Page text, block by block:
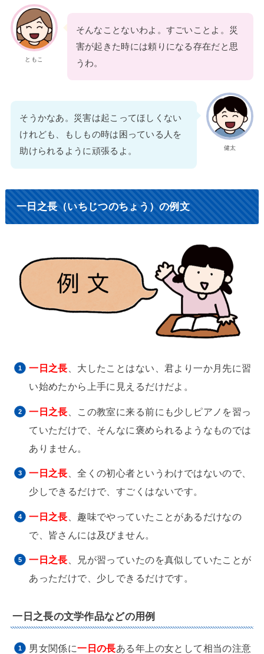
ともこ
そんなことないわよ。すごいことよ。災
害が起きた時には頼りになる存在だと思
うわ。
健太
そうかなあ。災害は起こってほしくない
けれども、もしもの時は困っている人を
助けられるように頑張るよ。
一日之長（いちじつのちょう）の例文
一日之長 、大したことはない、君より一か月先に習
い始めたから上手に見えるだけだよ。
一日之長 、この教室に来る前にも少しピアノを習っ
ていただけで、そんなに褒められるようなものでは
ありません。
一日之長 、全くの初心者というわけではないので、
少しできるだけで、すごくはないです。
一日之長 、趣味でやっていたことがあるだけなの
で、皆さんには及びません。
一日之長 、兄が習っていたのを真似していたことが
あっただけで、少しできるだけです。
一日之長の文学作品などの用例
男女関係に一日の長ある年上の女として相当の注意